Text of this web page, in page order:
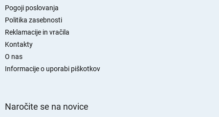
Pogoji poslovanja
Politika zasebnosti
Reklamacije in vračila
Kontakty
O nas
Informacije o uporabi piškotkov
Naročite se na novice